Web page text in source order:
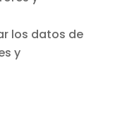
los datos de
y